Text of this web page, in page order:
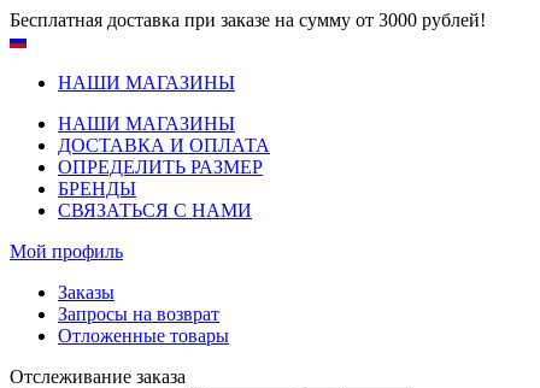
Бесплатная доставка при заказе на сумму от 3000 рублей!
НАШИ МАГАЗИНЫ
НАШИ МАГАЗИНЫ
ДОСТАВКА И ОПЛАТА
ОПРЕДЕЛИТЬ РАЗМЕР
БРЕНДЫ
СВЯЗАТЬСЯ С НАМИ
Мой профиль
Заказы
Запросы на возврат
Отложенные товары
Отслеживание заказа